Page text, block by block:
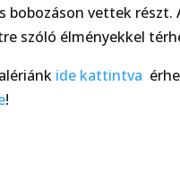
bobozáson vettek
szóló élményekkel
ide kattintva
!